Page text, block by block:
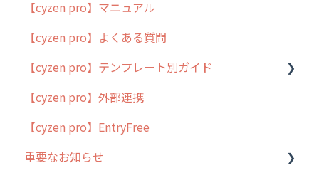
cyzen pro とは？
簡易マニュアル
cyzen proの位置情報取得について
用語集
よくある質問
【cyzen pro】マニュアル
【cyzen pro】よくある質問
【cyzen pro】テンプレート別ガイド
ポスティング
ラウンダー
メンテナンス
【cyzen pro】外部連携
【cyzen pro】EntryFree
重要なお知らせ